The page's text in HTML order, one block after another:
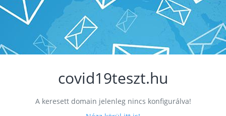
covid19teszt.hu
A keresett domain jelenleg nincs konfigurálva!